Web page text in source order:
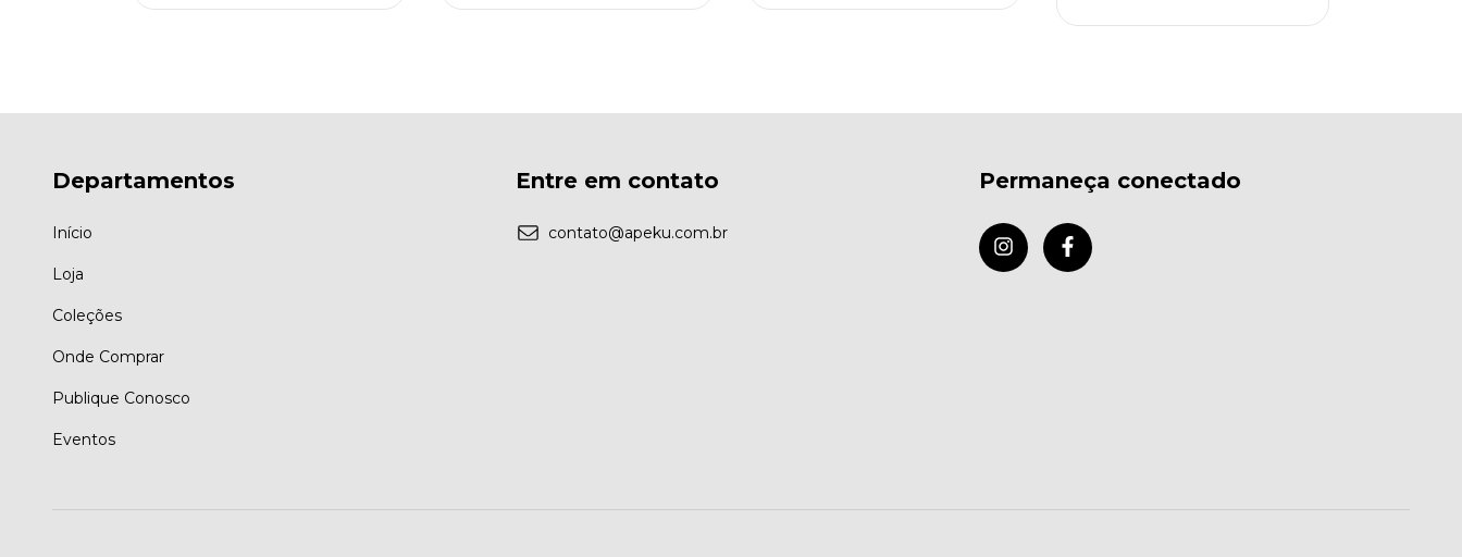
Departamentos
Início
Loja
Coleções
Onde Comprar
Publique Conosco
Eventos
Entre em contato
contato@apeku.com.br
Permaneça conectado